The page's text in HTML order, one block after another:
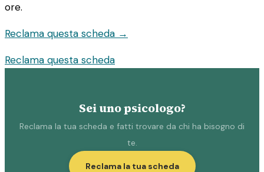
ore.
Reclama questa scheda →
Reclama questa scheda
Sei uno psicologo?
Reclama la tua scheda e fatti trovare da chi ha bisogno di
te.
Reclama la tua scheda